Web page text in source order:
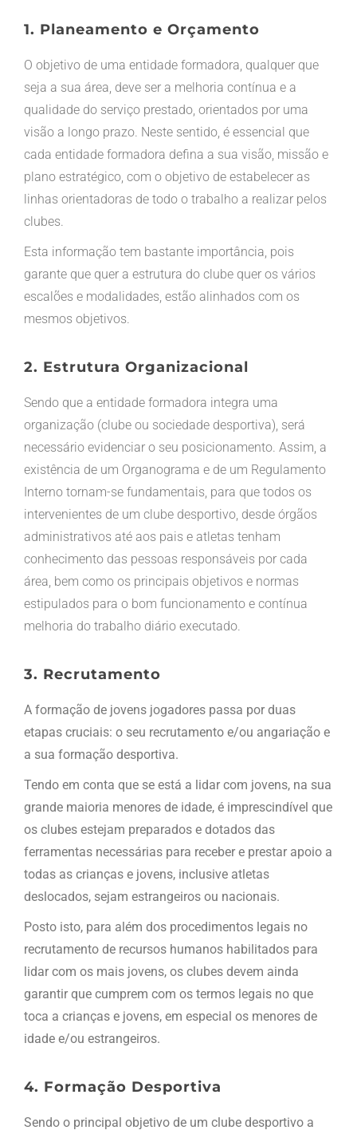
1. Planeamento e Orçamento
O objetivo de uma entidade formadora, qualquer que
seja a sua área, deve ser a melhoria contínua e a
qualidade do serviço prestado, orientados por uma
visão a longo prazo. Neste sentido, é essencial que
cada entidade formadora defina a sua visão, missão e
plano estratégico, com o objetivo de estabelecer as
linhas orientadoras de todo o trabalho a realizar pelos
clubes.
Esta informação tem bastante importância, pois
garante que quer a estrutura do clube quer os vários
escalões e modalidades, estão alinhados com os
mesmos objetivos.
2. Estrutura Organizacional
Sendo que a entidade formadora integra uma
organização (clube ou sociedade desportiva), será
necessário evidenciar o seu posicionamento. Assim, a
existência de um Organograma e de um Regulamento
Interno tornam-se fundamentais, para que todos os
intervenientes de um clube desportivo, desde órgãos
administrativos até aos pais e atletas tenham
conhecimento das pessoas responsáveis por cada
área, bem como os principais objetivos e normas
estipulados para o bom funcionamento e contínua
melhoria do trabalho diário executado.
3. Recrutamento
A formação de jovens jogadores passa por duas
etapas cruciais: o seu recrutamento e/ou angariação e
a sua formação desportiva.
Tendo em conta que se está a lidar com jovens, na sua
grande maioria menores de idade, é imprescindível que
os clubes estejam preparados e dotados das
ferramentas necessárias para receber e prestar apoio a
todas as crianças e jovens, inclusive atletas
deslocados, sejam estrangeiros ou nacionais.
Posto isto, para além dos procedimentos legais no
recrutamento de recursos humanos habilitados para
lidar com os mais jovens, os clubes devem ainda
garantir que cumprem com os termos legais no que
toca a crianças e jovens, em especial os menores de
idade e/ou estrangeiros.
4. Formação Desportiva
Sendo o principal objetivo de um clube desportivo a